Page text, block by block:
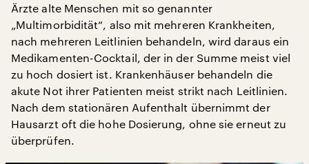
Ärzte alte Menschen mit so genannter
„Multimorbidität“, also mit mehreren Krankheiten,
nach mehreren Leitlinien behandeln, wird daraus ein
Medikamenten-Cocktail, der in der Summe meist viel
zu hoch dosiert ist. Krankenhäuser behandeln die
akute Not ihrer Patienten meist strikt nach Leitlinien.
Nach dem stationären Aufenthalt übernimmt der
Hausarzt oft die hohe Dosierung, ohne sie erneut zu
überprüfen.